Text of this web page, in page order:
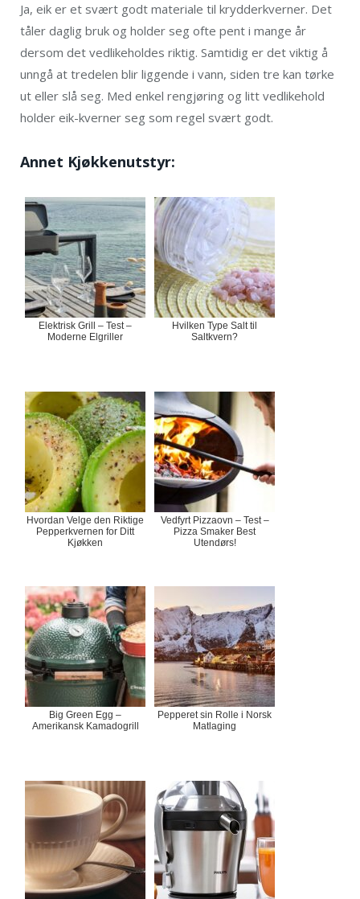
Ja, eik er et svært godt materiale til krydderkverner. Det
tåler daglig bruk og holder seg ofte pent i mange år
dersom det vedlikeholdes riktig. Samtidig er det viktig å
unngå at tredelen blir liggende i vann, siden tre kan tørke
ut eller slå seg. Med enkel rengjøring og litt vedlikehold
holder eik-kverner seg som regel svært godt.
Annet Kjøkkenutstyr:
Elektrisk Grill – Test –
Moderne Elgriller
Hvilken Type Salt til
Saltkvern?
Hvordan Velge den Riktige
Pepperkvernen for Ditt
Kjøkken
Vedfyrt Pizzaovn – Test –
Pizza Smaker Best
Utendørs!
Big Green Egg –
Amerikansk Kamadogrill
Pepperet sin Rolle i Norsk
Matlaging